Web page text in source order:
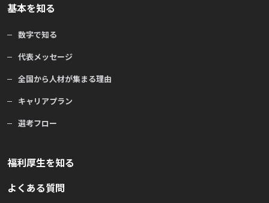
基本を知る
数字で知る
代表メッセージ
全国から人材が集まる理由
キャリアプラン
選考フロー
福利厚生を知る
よくある質問